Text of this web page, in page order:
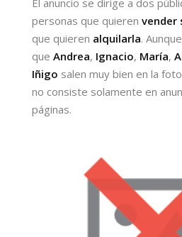
personas que quieren vender
que quieren alquilarla.
que Andrea, Ignacio, María,
Iñigo salen muy bien en la
no consiste solamente en
páginas.